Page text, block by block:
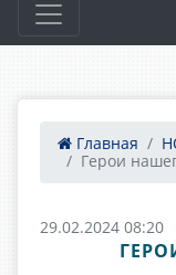
Главная
Герои
29.02.2024 08:20